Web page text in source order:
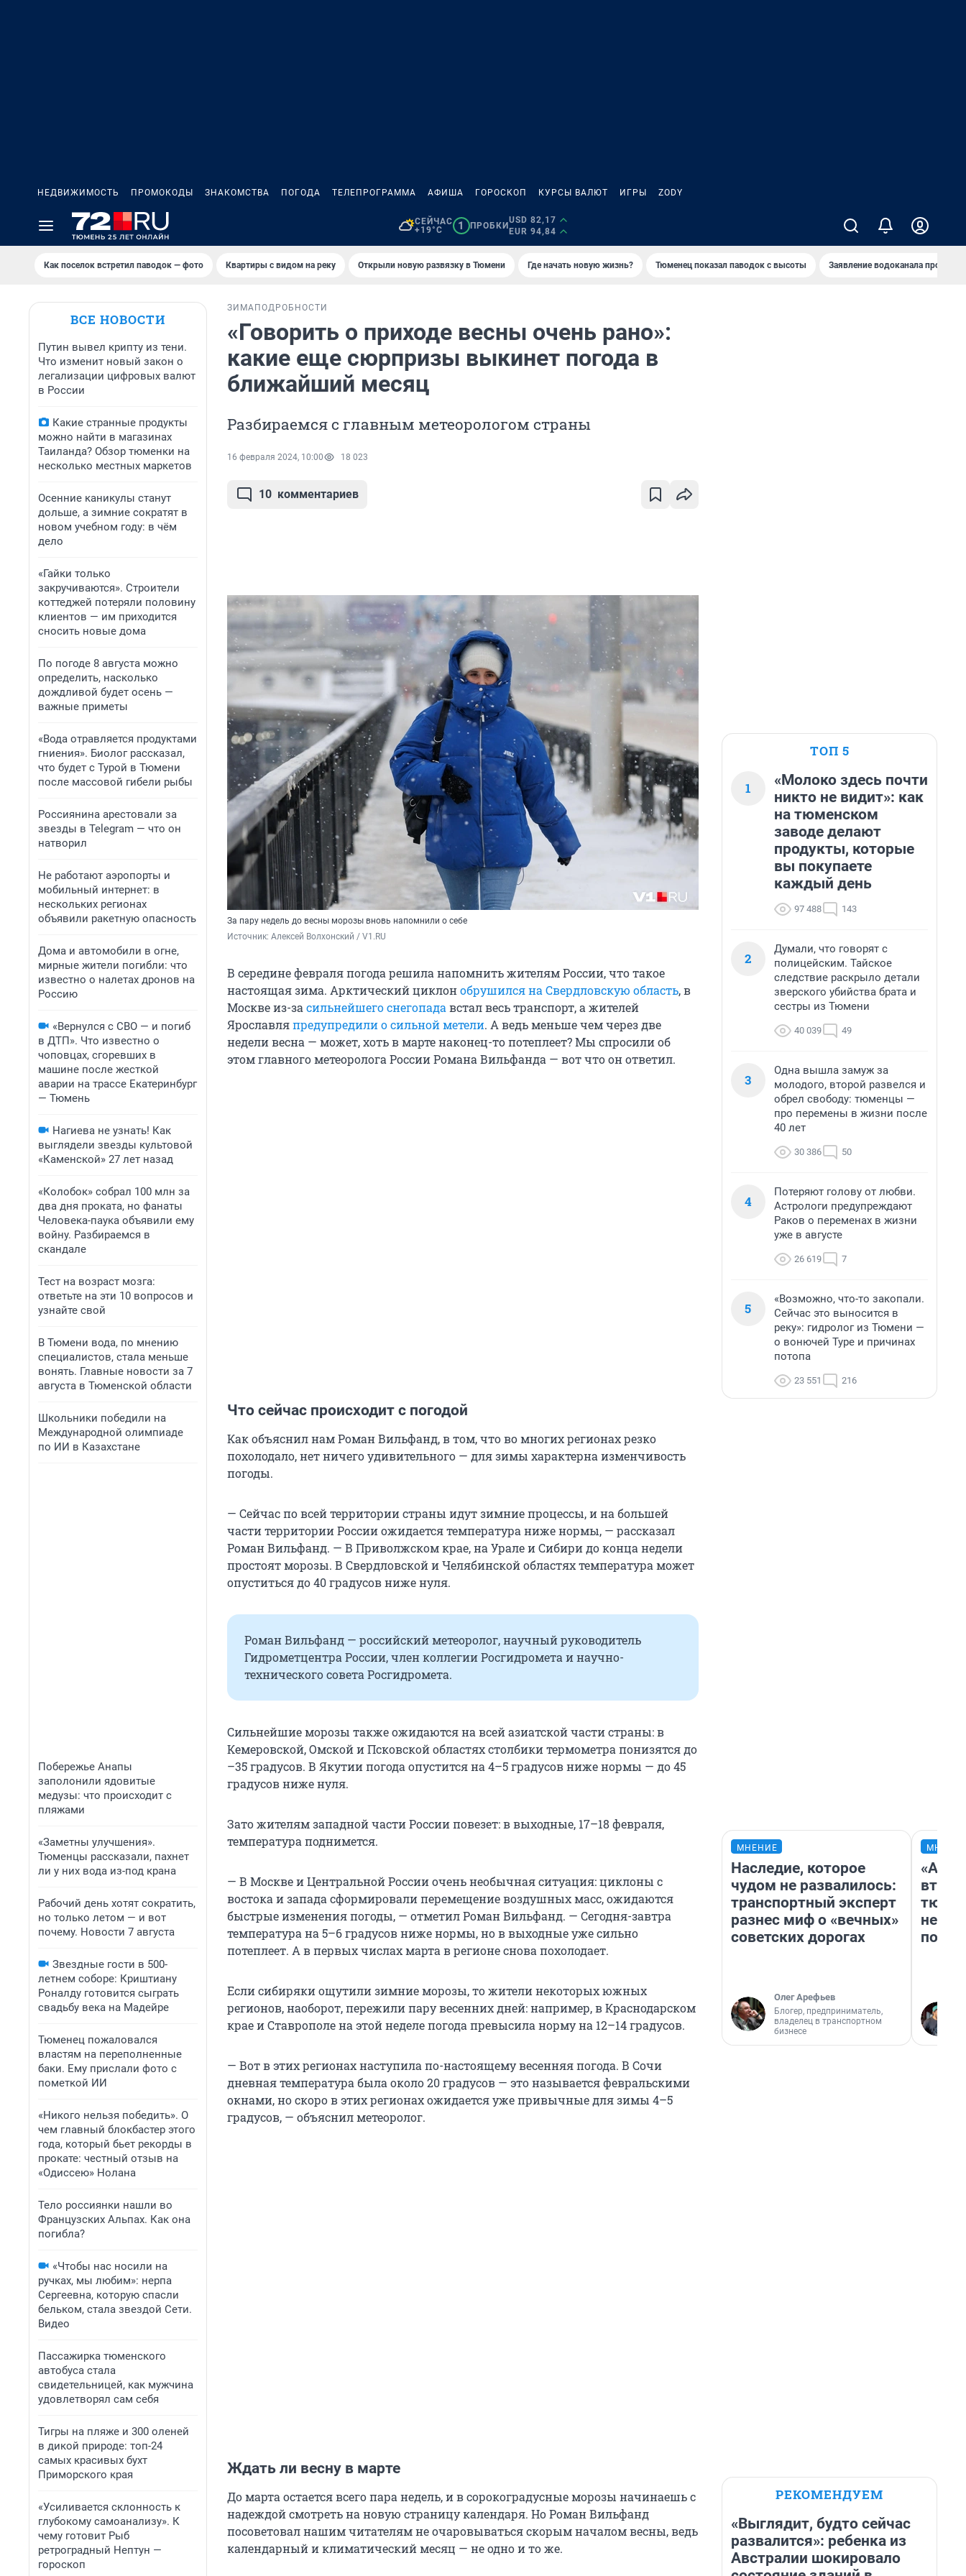
НЕДВИЖИМОСТЬ ПРОМОКОДЫ ЗНАКОМСТВА ПОГОДА ТЕЛЕПРОГРАММА АФИША ГОРОСКОП КУРСЫ ВАЛЮТ ИГРЫ ZODY
СЕЙЧАС
+19°C
1 ПРОБКИ
USD 82,17
EUR 94,84
Как поселок встретил паводок — фото Квартиры с видом на реку Открыли новую развязку в Тюмени Где начать новую жизнь? Тюменец показал паводок с высоты Заявление водоканала про
ВСЕ НОВОСТИ
Путин вывел крипту из тени.
Что изменит новый закон о
легализации цифровых валют
в России
Какие странные продукты
можно найти в магазинах
Таиланда? Обзор тюменки на
несколько местных маркетов
Осенние каникулы станут
дольше, а зимние сократят в
новом учебном году: в чём
дело
«Гайки только
закручиваются». Строители
коттеджей потеряли половину
клиентов — им приходится
сносить новые дома
По погоде 8 августа можно
определить, насколько
дождливой будет осень —
важные приметы
«Вода отравляется продуктами
гниения». Биолог рассказал,
что будет с Турой в Тюмени
после массовой гибели рыбы
Россиянина арестовали за
звезды в Telegram — что он
натворил
Не работают аэропорты и
мобильный интернет: в
нескольких регионах
объявили ракетную опасность
Дома и автомобили в огне,
мирные жители погибли: что
известно о налетах дронов на
Россию
«Вернулся с СВО — и погиб
в ДТП». Что известно о
чоповцах, сгоревших в
машине после жесткой
аварии на трассе Екатеринбург
— Тюмень
Нагиева не узнать! Как
выглядели звезды культовой
«Каменской» 27 лет назад
«Колобок» собрал 100 млн за
два дня проката, но фанаты
Человека-паука объявили ему
войну. Разбираемся в
скандале
Тест на возраст мозга:
ответьте на эти 10 вопросов и
узнайте свой
В Тюмени вода, по мнению
специалистов, стала меньше
вонять. Главные новости за 7
августа в Тюменской области
Школьники победили на
Международной олимпиаде
по ИИ в Казахстане
Побережье Анапы
заполонили ядовитые
медузы: что происходит с
пляжами
«Заметны улучшения».
Тюменцы рассказали, пахнет
ли у них вода из-под крана
Рабочий день хотят сократить,
но только летом — и вот
почему. Новости 7 августа
Звездные гости в 500-
летнем соборе: Криштиану
Роналду готовится сыграть
свадьбу века на Мадейре
Тюменец пожаловался
властям на переполненные
баки. Ему прислали фото с
пометкой ИИ
«Никого нельзя победить». О
чем главный блокбастер этого
года, который бьет рекорды в
прокате: честный отзыв на
«Одиссею» Нолана
Тело россиянки нашли во
Французских Альпах. Как она
погибла?
«Чтобы нас носили на
ручках, мы любим»: нерпа
Сергеевна, которую спасли
бельком, стала звездой Сети.
Видео
Пассажирка тюменского
автобуса стала
свидетельницей, как мужчина
удовлетворял сам себя
Тигры на пляже и 300 оленей
в дикой природе: топ-24
самых красивых бухт
Приморского края
«Усиливается склонность к
глубокому самоанализу». К
чему готовит Рыб
ретроградный Нептун —
гороскоп
ЗИМА ПОДРОБНОСТИ
«Говорить о приходе весны очень рано»:
какие еще сюрпризы выкинет погода в
ближайший месяц
Разбираемся с главным метеорологом страны
16 февраля 2024, 10:00 18 023
10 комментариев
За пару недель до весны морозы вновь напомнили о себе
Источник: Алексей Волхонский / V1.RU
В середине февраля погода решила напомнить жителям России, что такое
настоящая зима. Арктический циклонобрушился на Свердловскую область, в
Москве из-за сильнейшего снегопада встал весь транспорт, а жителей
Ярославляпредупредили о сильной метели. А ведь меньше чем через две
недели весна — может, хоть в марте наконец-то потеплеет? Мы спросили об
этом главного метеоролога России Романа Вильфанда — вот что он ответил.
Что сейчас происходит с погодой
Как объяснил нам Роман Вильфанд, в том, что во многих регионах резко
похолодало, нет ничего удивительного — для зимы характерна изменчивость
погоды.
— Сейчас по всей территории страны идут зимние процессы, и на большей
части территории России ожидается температура ниже нормы, — рассказал
Роман Вильфанд. — В Приволжском крае, на Урале и Сибири до конца недели
простоят морозы. В Свердловской и Челябинской областях температура может
опуститься до 40 градусов ниже нуля.
Роман Вильфанд — российский метеоролог, научный руководитель
Гидрометцентра России, член коллегии Росгидромета и научно-
технического совета Росгидромета.
Сильнейшие морозы также ожидаются на всей азиатской части страны: в
Кемеровской, Омской и Псковской областях столбики термометра понизятся до
–35 градусов. В Якутии погода опустится на 4–5 градусов ниже нормы — до 45
градусов ниже нуля.
Зато жителям западной части России повезет: в выходные, 17–18 февраля,
температура поднимется.
— В Москве и Центральной России очень необычная ситуация: циклоны с
востока и запада сформировали перемещение воздушных масс, ожидаются
быстрые изменения погоды, — отметил Роман Вильфанд. — Сегодня-завтра
температура на 5–6 градусов ниже нормы, но в выходные уже сильно
потеплеет. А в первых числах марта в регионе снова похолодает.
Если сибиряки ощутили зимние морозы, то жители некоторых южных
регионов, наоборот, пережили пару весенних дней: например, в Краснодарском
крае и Ставрополе на этой неделе погода превысила норму на 12–14 градусов.
— Вот в этих регионах наступила по-настоящему весенняя погода. В Сочи
дневная температура была около 20 градусов — это называется февральскими
окнами, но скоро в этих регионах ожидается уже привычные для зимы 4–5
градусов, — объяснил метеоролог.
Ждать ли весну в марте
До марта остается всего пара недель, и в сорокоградусные морозы начинаешь с
надеждой смотреть на новую страницу календаря. Но Роман Вильфанд
посоветовал нашим читателям не очаровываться скорым началом весны, ведь
календарный и климатический месяц — не одно и то же.
ТОП 5
1
«Молоко здесь почти
никто не видит»: как
на тюменском
заводе делают
продукты, которые
вы покупаете
каждый день
97 488 143
2
Думали, что говорят с
полицейским. Тайское
следствие раскрыло детали
зверского убийства брата и
сестры из Тюмени
40 039 49
3
Одна вышла замуж за
молодого, второй развелся и
обрел свободу: тюменцы —
про перемены в жизни после
40 лет
30 386 50
4
Потеряют голову от любви.
Астрологи предупреждают
Раков о переменах в жизни
уже в августе
26 619 7
5
«Возможно, что-то закопали.
Сейчас это выносится в
реку»: гидролог из Тюмени —
о вонючей Туре и причинах
потопа
23 551 216
МНЕНИЕ
Наследие, которое
чудом не развалилось:
транспортный эксперт
разнес миф о «вечных»
советских дорогах
Олег Арефьев
Блогер, предприниматель,
владелец в транспортном
бизнесе
РЕКОМЕНДУЕМ
«Выглядит, будто сейчас
развалится»: ребенка из
Австралии шокировало